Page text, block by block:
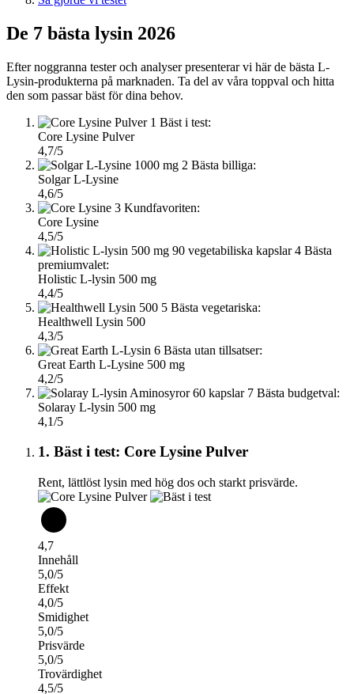
De 7 bästa lysin 2026
Efter noggranna tester och analyser presenterar vi här de bästa L-
Lysin-produkterna på marknaden. Ta del av våra toppval och hitta
den som passar bäst för dina behov.
1 Bäst i test:
Core Lysine Pulver
4,7/5
2 Bästa billiga:
Solgar L-Lysine
4,6/5
3 Kundfavoriten:
Core Lysine
4,5/5
4 Bästa
premiumvalet:
Holistic L-lysin 500 mg
4,4/5
5 Bästa vegetariska:
Healthwell Lysin 500
4,3/5
6 Bästa utan tillsatser:
Great Earth L-Lysine 500 mg
4,2/5
7 Bästa budgetval:
Solaray L-lysin 500 mg
4,1/5
1. Bäst i test: Core Lysine Pulver
Rent, lättlöst lysin med hög dos och starkt prisvärde.
4,7
Innehåll
5,0/5
Effekt
4,0/5
Smidighet
5,0/5
Prisvärde
5,0/5
Trovärdighet
4,5/5